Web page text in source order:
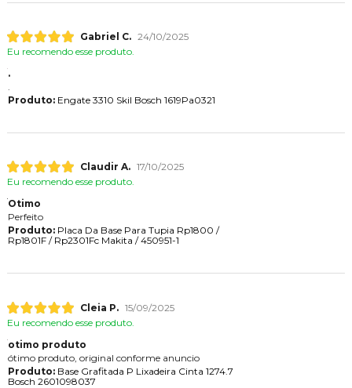
Gabriel C. 24/10/2025
Eu recomendo esse produto.
.
Produto:Engate 3310 Skil Bosch 1619Pa0321
Claudir A. 17/10/2025
Eu recomendo esse produto.
Otimo
Perfeito
Produto:Placa Da Base Para Tupia Rp1800 /
Rp1801F / Rp2301Fc Makita / 450951-1
Cleia P. 15/09/2025
Eu recomendo esse produto.
otimo produto
ótimo produto, original conforme anuncio
Produto:Base Grafitada P Lixadeira Cinta 1274.7
Bosch 2601098037